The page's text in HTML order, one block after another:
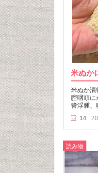
米ぬか
米ぬか漬
腔咽頭に
管浮腫
14
読み物